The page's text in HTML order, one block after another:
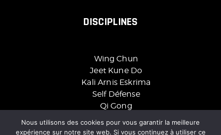
DISCIPLINES
Wing Chun
Jeet Kune Do
Kali Arnis Eskrima
Self Défense
Qi Gong
Nous utilisons des cookies pour vous garantir la meilleure
expérience sur notre site web. Si vous continuez à utiliser ce